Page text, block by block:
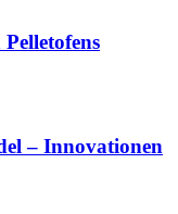
– Innovationen